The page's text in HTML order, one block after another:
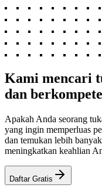
Kami mencari
dan
Apakah Anda seorang
yang ingin memperluas
dan temukan lebih
meningkatkan keahlian
Daftar Gratis